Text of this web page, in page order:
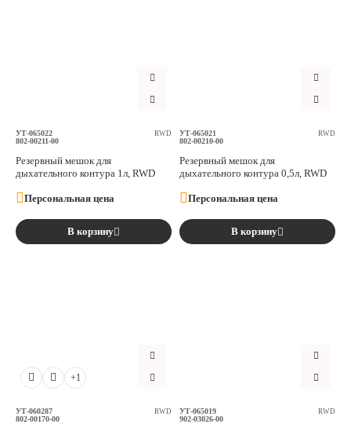
УТ-065022
802-00211-00
RWD
Резервный мешок для
дыхательного контура 1л, RWD
Персональная цена
В корзину
УТ-065021
802-00210-00
RWD
Резервный мешок для
дыхательного контура 0,5л, RWD
Персональная цена
В корзину
+1
УТ-060287
802-00170-00
RWD
УТ-065019
902-03026-00
RWD